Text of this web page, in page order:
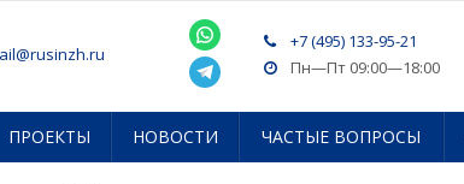
+7 (495) 133-95-21
Пн—Пт 09:00—18:00
ПРОЕКТЫ НОВОСТИ ЧАСТЫЕ ВОПРОСЫ